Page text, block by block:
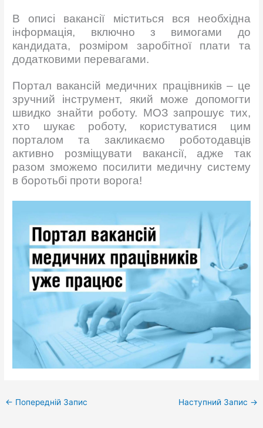
В описі вакансії міститься вся необхідна
інформація, включно з вимогами до
кандидата, розміром заробітної плати та
додатковими перевагами.
Портал вакансій медичних працівників – це
зручний інструмент, який може допомогти
швидко знайти роботу. МОЗ запрошує тих,
хто шукає роботу, користуватися цим
порталом та закликаємо роботодавців
активно розміщувати вакансії, адже так
разом зможемо посилити медичну систему
в боротьбі проти ворога!
← Попередній Запис Наступний Запис →